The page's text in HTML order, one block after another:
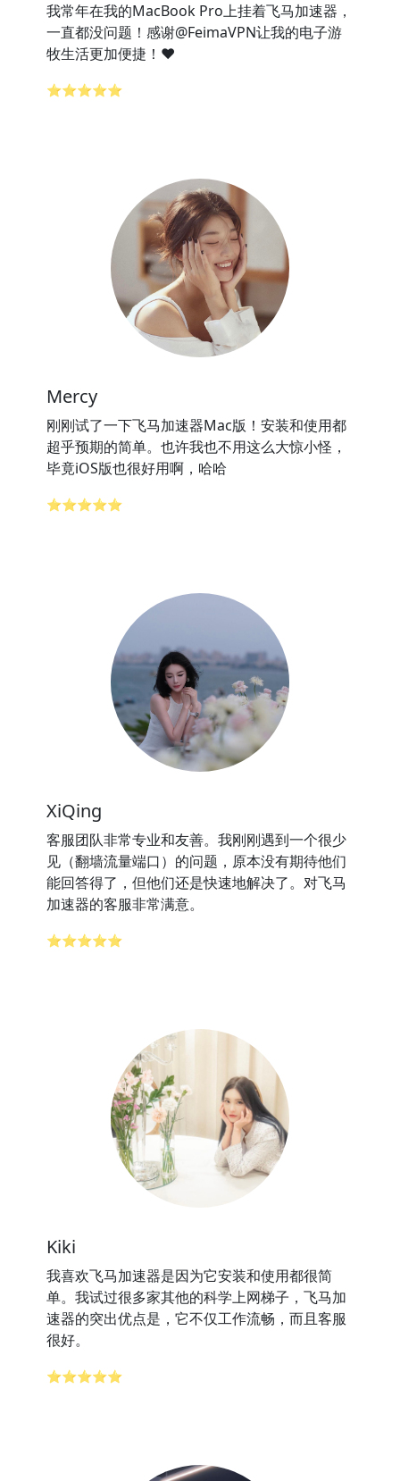
我常年在我的MacBook Pro上挂着飞马加速器，
一直都没问题！感谢@FeimaVPN让我的电子游
牧生活更加便捷！❤️
⭐⭐⭐⭐⭐
Mercy
刚刚试了一下飞马加速器Mac版！安装和使用都
超乎预期的简单。也许我也不用这么大惊小怪，
毕竟iOS版也很好用啊，哈哈
⭐⭐⭐⭐⭐
XiQing
客服团队非常专业和友善。我刚刚遇到一个很少
见（翻墙流量端口）的问题，原本没有期待他们
能回答得了，但他们还是快速地解决了。对飞马
加速器的客服非常满意。
⭐⭐⭐⭐⭐
Kiki
我喜欢飞马加速器是因为它安装和使用都很简
单。我试过很多家其他的科学上网梯子，飞马加
速器的突出优点是，它不仅工作流畅，而且客服
很好。
⭐⭐⭐⭐⭐